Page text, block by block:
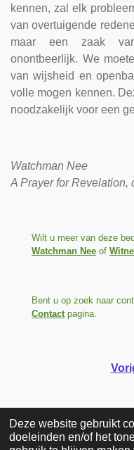
Deze website gebruikt
doeleinden en/of het
kennen, zal elk
van overtuigende
maar een zaak
onontbeerlijk. We
van wijsheid en
volle mogen kennen.
noodzakelijk voor een
Watchman Nee
A Prayer for Revelation,
Wilt u meer van deze
Watchman Nee of
Bent u op zoek naar
Contactpagina.